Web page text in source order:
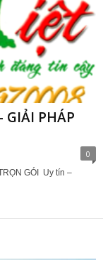
GIẢI PHÁP
0
GÓI Uy tín –